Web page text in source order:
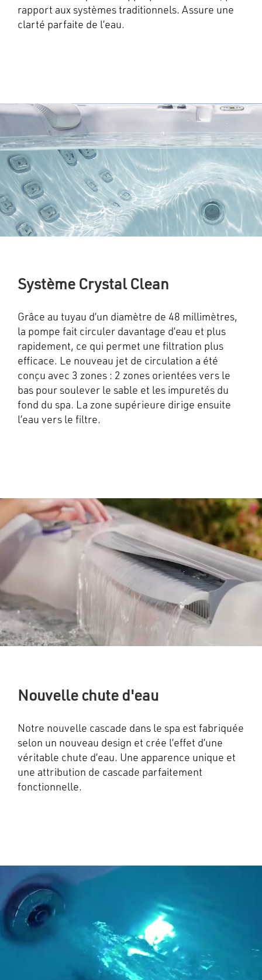
rapport aux systèmes traditionnels. Assure une
clarté parfaite de l’eau.
Système Crystal Clean
Grâce au tuyau d’un diamètre de 48 millimètres,
la pompe fait circuler davantage d’eau et plus
rapidement, ce qui permet une filtration plus
efficace. Le nouveau jet de circulation a été
conçu avec 3 zones : 2 zones orientées vers le
bas pour soulever le sable et les impuretés du
fond du spa. La zone supérieure dirige ensuite
l’eau vers le filtre.
Nouvelle chute d'eau
Notre nouvelle cascade dans le spa est fabriquée
selon un nouveau design et crée l’effet d’une
véritable chute d’eau. Une apparence unique et
une attribution de cascade parfaitement
fonctionnelle.